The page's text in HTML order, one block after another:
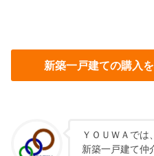
新築一戸建ての購入
ＹＯＵＷＡでは
新築一戸建て仲